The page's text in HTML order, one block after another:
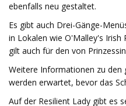
ebenfalls neu gestaltet.
Es gibt auch Drei-Gänge-
in Lokalen wie O'Malley's Irish
gilt auch für den von
Weitere Informationen zu den
werden erwartet, bevor das
Auf der Resilient Lady gibt es